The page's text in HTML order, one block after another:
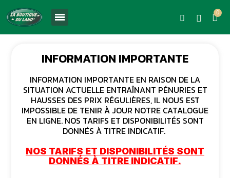
INFORMATION IMPORTANTE
INFORMATION IMPORTANTE EN RAISON DE LA
SITUATION ACTUELLE ENTRAÎNANT PÉNURIES ET
HAUSSES DES PRIX RÉGULIÈRES, IL NOUS EST
IMPOSSIBLE DE TENIR À JOUR NOTRE CATALOGUE
EN LIGNE. NOS TARIFS ET DISPONIBILITÉS SONT
DONNÉS À TITRE INDICATIF.
NOS TARIFS ET DISPONIBILITÉS SONT
DONNÉS À TITRE INDICATIF.